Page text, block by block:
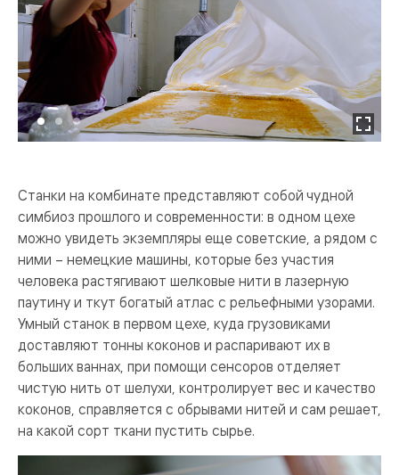
Станки на комбинате представляют собой чудной
симбиоз прошлого и современности: в одном цехе
можно увидеть экземпляры еще советские, а рядом с
ними – немецкие машины, которые без участия
человека растягивают шелковые нити в лазерную
паутину и ткут богатый атлас с рельефными узорами.
Умный станок в первом цехе, куда грузовиками
доставляют тонны коконов и распаривают их в
больших ваннах, при помощи сенсоров отделяет
чистую нить от шелухи, контролирует вес и качество
коконов, справляется с обрывами нитей и сам решает,
на какой сорт ткани пустить сырье.